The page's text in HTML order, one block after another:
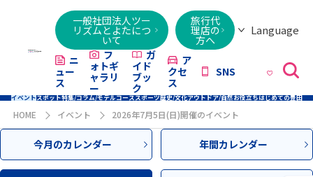
一般社団法人ツー
リズムとよたにつ
いて
旅行代
理店の
方へ
Language
Việt
ニ
ュー
ス
フ
ォトギ
ャラリ
ー
ガ
イド
ブッ
ク
ア
クセ
ス
SNS
イベントスポット特集/コラム/モデルコーススポーツ歴史/文化アウトドア/自然お役立ちはじめての豊田
HOME イベント 2026年7月5日(日)開催のイベント
今月のカレンダー 年間カレンダー